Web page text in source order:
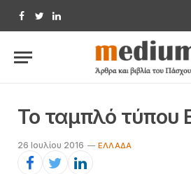
Facebook
TwitterLinkedIn
Το ταμπλό τύπου
26 Ιουλίου 2016 ΕΛΛΆΔΑ